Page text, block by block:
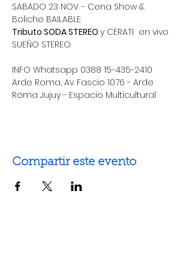
SABADO 23 NOV. - Cena Show &
Boliche BAILABLE
Tributo SODA STEREO y CERATI  en vivo
SUEÑO STEREO
INFO Whatsapp 0388 15-435-2410
Arde Roma, Av. Fascio 1076 - Arde
Roma Jujuy - Espacio Multicultural
Compartir este evento